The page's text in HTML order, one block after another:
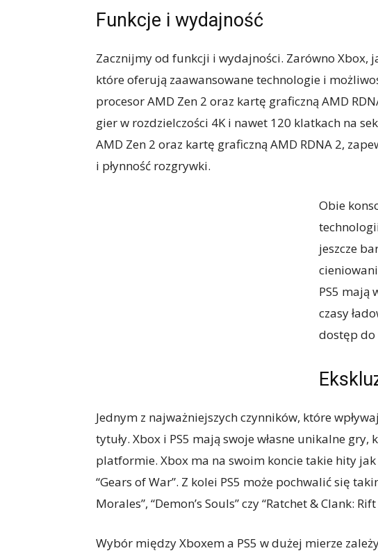
Funkcje i wydajność
Zacznijmy od funkcji i wydajności. Zarówno Xbox,
które oferują zaawansowane technologie i
procesor AMD Zen 2 oraz kartę graficzną AMD
gier w rozdzielczości 4K i nawet 120 klatkach na
AMD Zen 2 oraz kartę graficzną AMD RDNA 2,
i płynność rozgrywki.
Obie
jeszcze
PS5 mają
czasy
dostęp do
Jednym z najważniejszych czynników, które
tytuły. Xbox i PS5 mają swoje własne unikalne
platformie. Xbox ma na swoim koncie takie hity jak
“Gears of War”. Z kolei PS5 może pochwalić się
Morales”, “Demon’s Souls” czy “Ratchet & Clank:
Wybór między Xboxem a PS5 w dużej mierze